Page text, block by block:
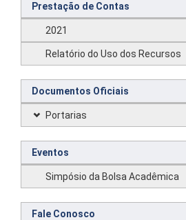
Prestação de Contas
2021
Relatório do Uso dos Recursos
Documentos Oficiais
Portarias
Eventos
Simpósio da Bolsa Acadêmica
Fale Conosco